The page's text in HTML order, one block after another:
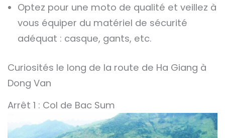
Optez pour une moto de qualité et veillez à
vous équiper du matériel de sécurité
adéquat : casque, gants, etc.
Curiosités le long de la route de Ha Giang à
Dong Van
Arrêt 1 : Col de Bac Sum